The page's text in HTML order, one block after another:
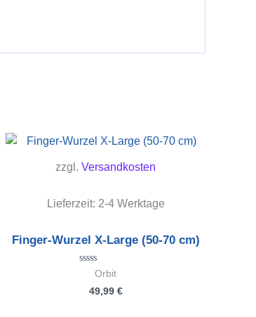
zzgl. Versandkosten
Lieferzeit: 2-4 Werktage
Finger-Wurzel X-Large (50-70 cm)
Bewertet
Orbit
49,99 €